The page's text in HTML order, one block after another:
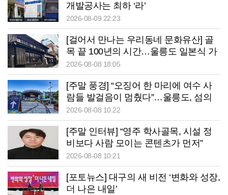
개발공사는 최하 ‘라’
2026-08-09 22:23
[걸어서 만나는 우리동네 문화유산] 골
목 끝 100년의 시간…울릉도 일본식 가
옥이 말하는 ‘잊지 말아야 할 역사’
2026-08-08 18:05
[주말 풍경] “오징어 한 마리에 여수 사
람들 발걸음이 멈췄다”…울릉도, 섬의
날서 ‘통했다’
2026-08-08 10:22
[주말 인터뷰] “영주 학사골목, 시설 정
비보다 사람 모이는 콘텐츠가 먼저”
2026-08-08 10:21
[포토뉴스] 대구의 새 비전 ‘변화와 성장,
더 나은 내일’